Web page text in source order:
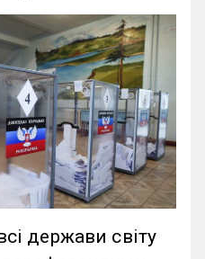
держави світу